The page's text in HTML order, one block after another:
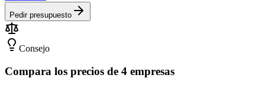
Pedir presupuesto
Consejo
Compara los precios de 4 empresas